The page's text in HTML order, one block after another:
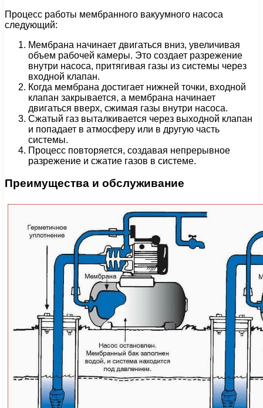
Процесс работы мембранного вакуумного насоса
следующий:
Мембрана начинает двигаться вниз, увеличивая
объем рабочей камеры. Это создает разрежение
внутри насоса, притягивая газы из системы через
входной клапан.
Когда мембрана достигает нижней точки, входной
клапан закрывается, а мембрана начинает
двигаться вверх, сжимая газы внутри насоса.
Сжатый газ выталкивается через выходной клапан
и попадает в атмосферу или в другую часть
системы.
Процесс повторяется, создавая непрерывное
разрежение и сжатие газов в системе.
Преимущества и обслуживание